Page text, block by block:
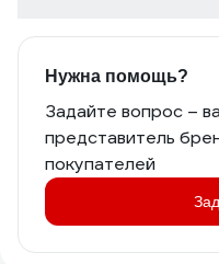
Нужна помощь?
Задайте вопрос –
представитель
покупателей